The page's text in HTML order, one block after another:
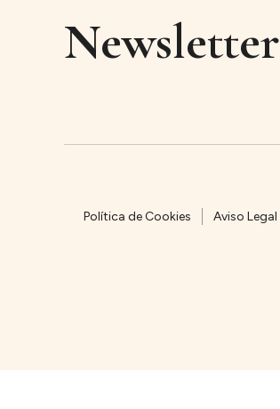
Newsletter
Política de Cookies Aviso Legal